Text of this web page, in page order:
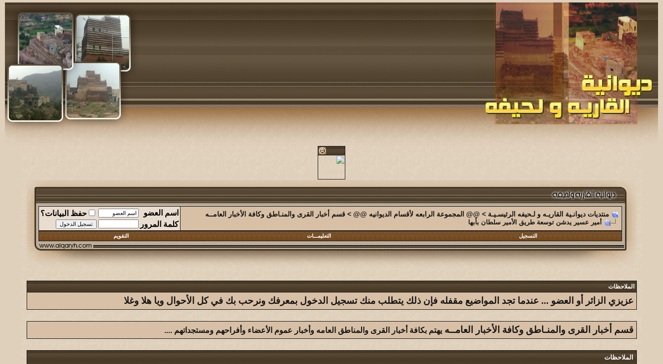
منتديات ديوانـية القاريـه و لـحيفه الرئيسـيـة > @@ المجموعة الرابعه لأقسام الديوانيه @@ >قسم أخبار القرى والمنـاطق وكافة الأخبار العامــه
أمير عسير يدشن توسعة طريق الأمير سلطان بأبها
اسم العضو
حفظ البيانات؟
كلمة المرور
التسجيل التعليمـــات التقويم
الملاحظات
عزيزي الزائر أو العضو ... عندما تجد المواضيع مقفله فإن ذلك يتطلب منك تسجيل الدخول بمعرفك ونرحب بك في كل الأحوال ويا هلا وغلا
قسم أخبار القرى والمنـاطق وكافة الأخبار العامــه يهتم بكافة أخبار القرى والمناطق العامه وأخبار عموم الأعضاء وأفراحهم ومستجداتهم ....
الملاحظات